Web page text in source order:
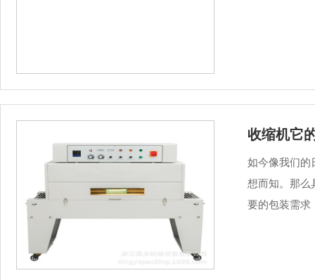
收缩机它
如今像我们的
想而知。那么
要的包装需求